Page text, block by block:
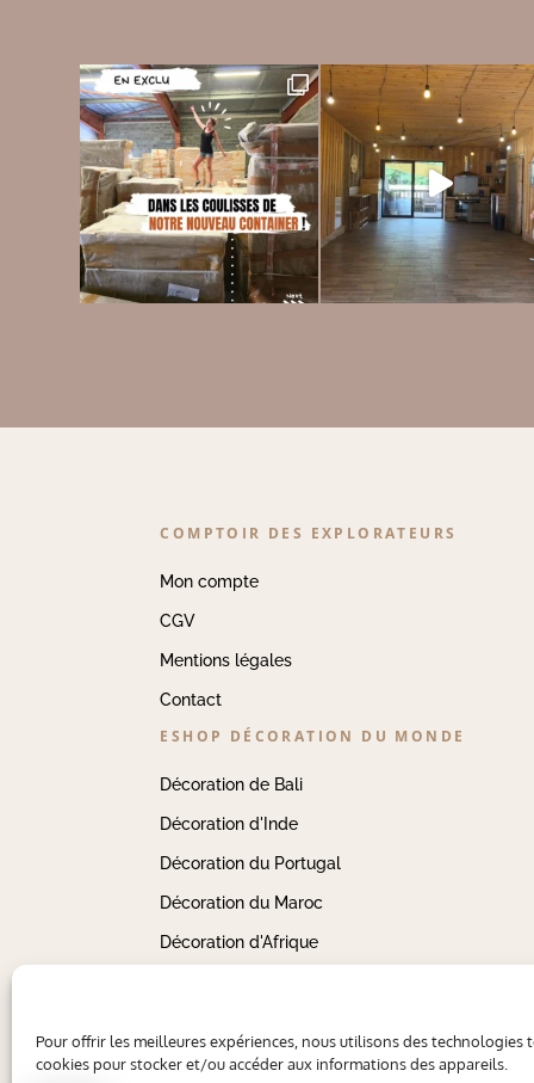
Pour offrir les meilleures expériences, nous utilisons des technologies
cookies pour stocker et/ou accéder aux informations des appareils.
COMPTOIR DES EXPLORATEURS
Mon compte
CGV
Mentions légales
Contact
ESHOP DÉCORATION DU MONDE
Décoration de Bali
Décoration d'Inde
Décoration du Portugal
Décoration du Maroc
Décoration d'Afrique